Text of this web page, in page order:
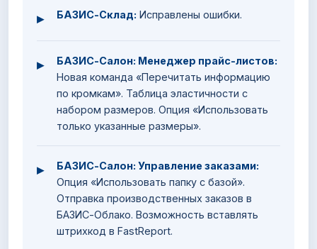
▸ БАЗИС-Склад: Исправлены ошибки.
▸
БАЗИС-Салон: Менеджер прайс-листов:
Новая команда «Перечитать информацию
по кромкам». Таблица эластичности с
набором размеров. Опция «Использовать
только указанные размеры».
▸
БАЗИС-Салон: Управление заказами:
Опция «Использовать папку с базой».
Отправка производственных заказов в
БАЗИС-Облако. Возможность вставлять
штрихкод в FastReport.